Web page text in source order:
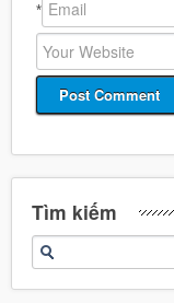
*
Tìm kiếm